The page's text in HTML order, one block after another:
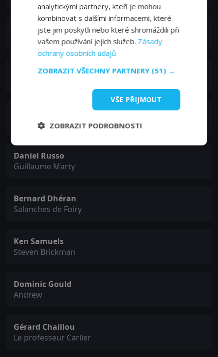
Eric Prat
Marc-André de Noyenville
Judith Magre
Le docteur Morny
Daniel Russo
Guillaume Marty
Bernard Dhéran
Salanches de Foiry
Ken Samuels
Steven Brickman
Dominic Gould
Andrew
Gérard Chaillou
Le professeur Carlier
analytickými partnery, kteří je mohou
kombinovat s dalšími informacemi, které
jste jim poskytli nebo které shromáždili při
vašem používání jejich služeb. Zásady
ochrany osobních údajů
ZOBRAZIT VŠECHNY PARTNERY (51) →
VŠE PŘIJMOUT
ZOBRAZIT PODROBNOSTI